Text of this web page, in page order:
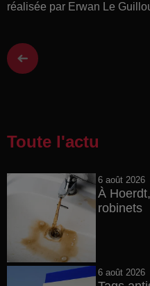
réalisée par Erwan Le
Toute l'actu
6 août 2026
À
robinets
6 août 2026